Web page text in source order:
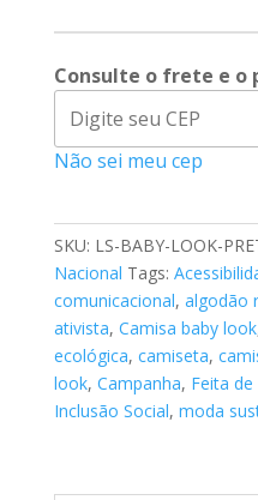
ecológica
–
Legenda
Nacional
quantidade
Consulte o frete e o
Não sei meu cep
SKU: LS-BABY-LOOK-
Nacional Tags:
comunicacional, algodão
ativista, Camisa baby look
ecológica, camiseta,
look, Campanha, Feita
Inclusão Social, moda